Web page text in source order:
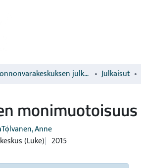
Luonnonvarakeskuksen julkaisut Julkaisut
monimuotoisuus
Tolvanen, Anne
(Luke) 2015